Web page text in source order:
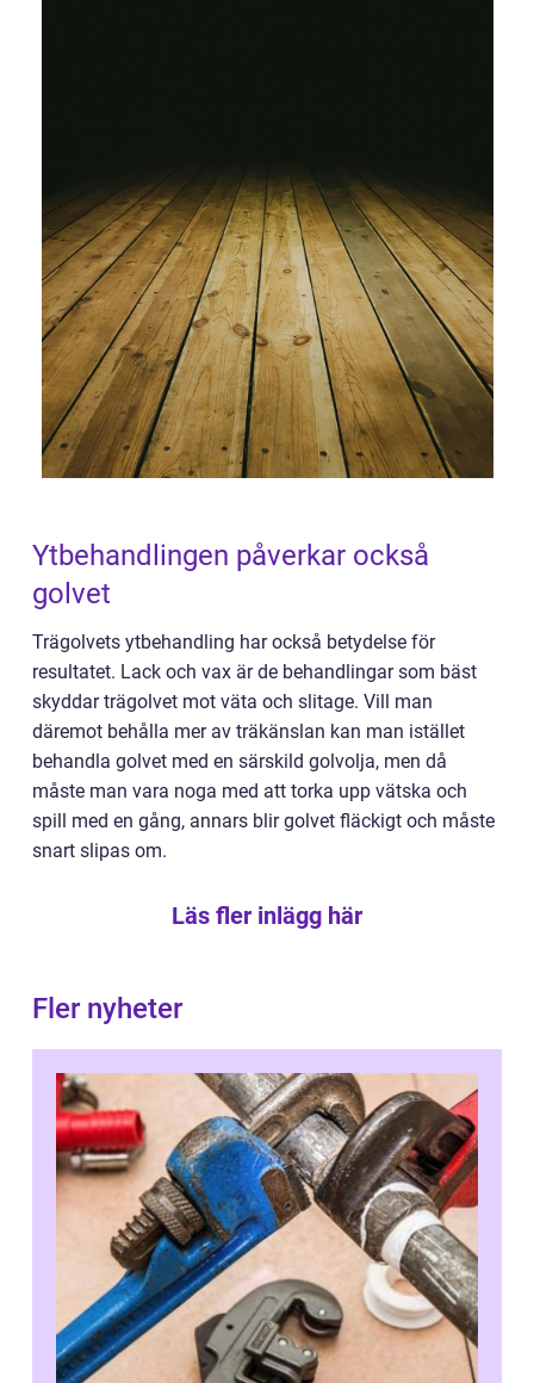
Ytbehandlingen påverkar också
golvet
Trägolvets ytbehandling har också betydelse för
resultatet. Lack och vax är de behandlingar som bäst
skyddar trägolvet mot väta och slitage. Vill man
däremot behålla mer av träkänslan kan man istället
behandla golvet med en särskild golvolja, men då
måste man vara noga med att torka upp vätska och
spill med en gång, annars blir golvet fläckigt och måste
snart slipas om.
Läs fler inlägg här
Fler nyheter